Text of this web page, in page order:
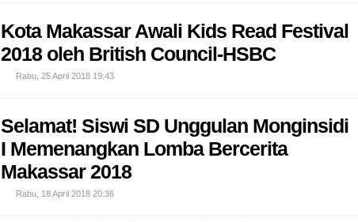
Kota Makassar Awali Kids Read Festival
2018 oleh British Council-HSBC
Rabu, 25 April 2018 19:43
Selamat! Siswi SD Unggulan Monginsidi
I Memenangkan Lomba Bercerita
Makassar 2018
Rabu, 18 April 2018 20:36